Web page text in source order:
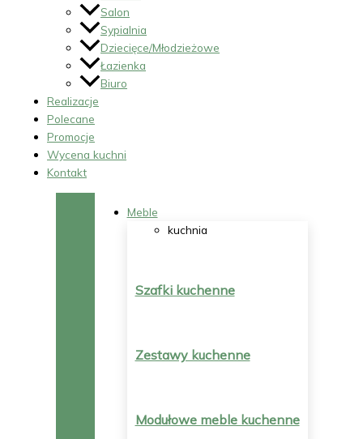
Salon
Sypialnia
Dziecięce/Młodzieżowe
Łazienka
Biuro
Realizacje
Polecane
Promocje
Wycena kuchni
Kontakt
Meble
kuchnia
Szafki kuchenne
Zestawy kuchenne
Modułowe meble kuchenne